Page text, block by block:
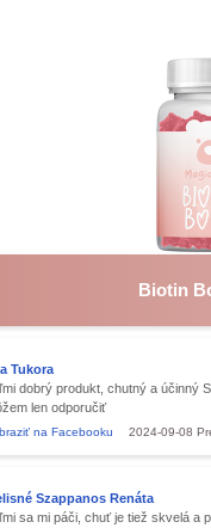
Biotin
Tukora
dobrý produkt, chutný a účinný
len odporučiť
na Facebooku 2024-09-08
Szappanos Renáta
sa mi páči, chuť je tiež skvelá a